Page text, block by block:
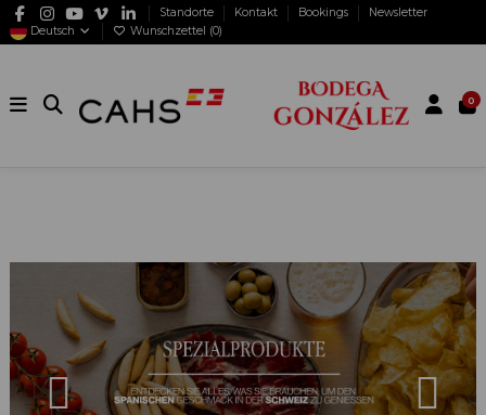
Standorte Kontakt Bookings
Newsletter
Deutsch
Wunschzettel (0)
0